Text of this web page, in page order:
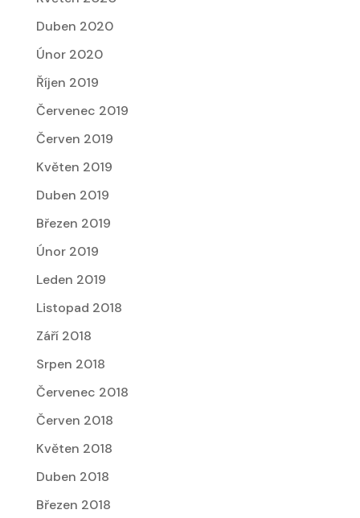
Duben 2020
Únor 2020
Říjen 2019
Červenec 2019
Červen 2019
Květen 2019
Duben 2019
Březen 2019
Únor 2019
Leden 2019
Listopad 2018
Září 2018
Srpen 2018
Červenec 2018
Červen 2018
Květen 2018
Duben 2018
Březen 2018